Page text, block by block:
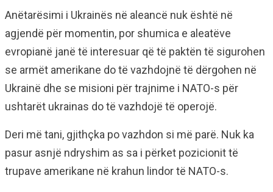
Anëtarësimi i Ukrainës në aleancë nuk është në
agjendë për momentin, por shumica e aleatëve
evropianë janë të interesuar që të paktën të sigurohen
se armët amerikane do të vazhdojnë të dërgohen në
Ukrainë dhe se misioni për trajnime i NATO-s për
ushtarët ukrainas do të vazhdojë të operojë.
Deri më tani, gjithçka po vazhdon si më parë. Nuk ka
pasur asnjë ndryshim as sa i përket pozicionit të
trupave amerikane në krahun lindor të NATO-s.